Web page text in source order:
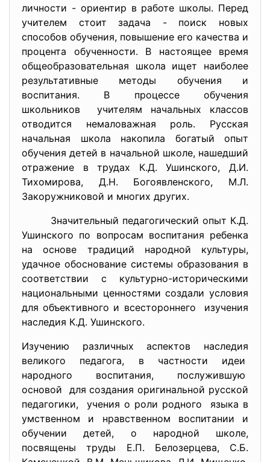
личности - ориентир в работе школы. Перед
учителем стоит задача - поиск новых
способов обучения, повышение его качества и
процента обученности. В настоящее время
общеобразовательная школа ищет наиболее
результативные методы обучения и
воспитания. В процессе обучения
школьников учителям начальных классов
отводится немаловажная роль. Русская
начальная школа накопила богатый опыт
обучения детей в начальной школе, нашедший
отражение в трудах К.Д. Ушинского, Д.И.
Тихомирова, Д.Н. Богоявленского, М.Л.
Закоружниковой и многих других.
Значительный педагогический опыт К.Д.
Ушинского по вопросам воспитания ребенка
на основе традиций народной культуры,
удачное обоснование системы образования в
соответствии с культурно-историческими
национальными ценностями создали условия
для объективного и всестороннего изучения
наследия К.Д. Ушинского.
Изучению различных аспектов наследия
великого педагога, в частности идеи
народного воспитания, послужившую
основой для создания оригинальной русской
педагогики, учения о роли родного языка в
умственном и нравственном воспитании и
обучении детей, о народной школе,
посвящены труды Е.П. Белозерцева, С.Б.